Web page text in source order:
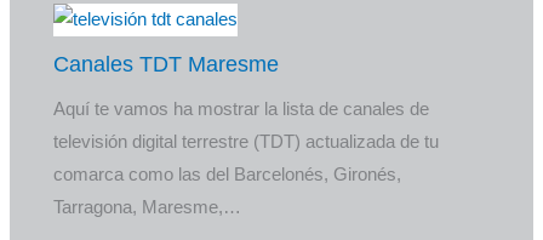
Canales TDT Maresme
Aquí te vamos ha mostrar la lista de canales de
televisión digital terrestre (TDT) actualizada de tu
comarca como las del Barcelonés, Gironés,
Tarragona, Maresme,…